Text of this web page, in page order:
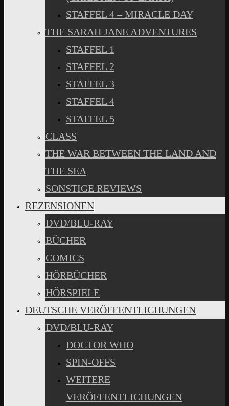
STAFFEL 4 – MIRACLE DAY
THE SARAH JANE ADVENTURES
STAFFEL 1
STAFFEL 2
STAFFEL 3
STAFFEL 4
STAFFEL 5
CLASS
THE WAR BETWEEN THE LAND AND
THE SEA
SONSTIGE REVIEWS
REZENSIONEN
DVD/BLU-RAY
BÜCHER
COMICS
HÖRBÜCHER
HÖRSPIELE
DEUTSCHE VERÖFFENTLICHUNGEN
DVD/BLU-RAY
DOCTOR WHO
SPIN-OFFS
WEITERE
VERÖFFENTLICHUNGEN